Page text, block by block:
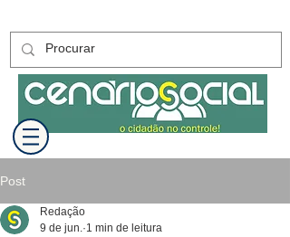
Post
Redação
9 de jun. 1 min de leitura